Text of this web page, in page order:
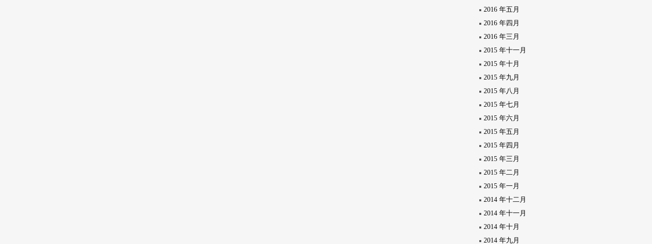
2016 年五月
2016 年四月
2016 年三月
2015 年十一月
2015 年十月
2015 年九月
2015 年八月
2015 年七月
2015 年六月
2015 年五月
2015 年四月
2015 年三月
2015 年二月
2015 年一月
2014 年十二月
2014 年十一月
2014 年十月
2014 年九月